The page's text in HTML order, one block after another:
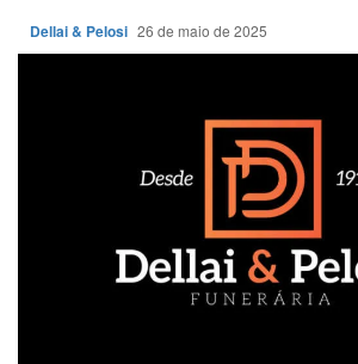
Dellai & Pelosi 26 de maio de 2025